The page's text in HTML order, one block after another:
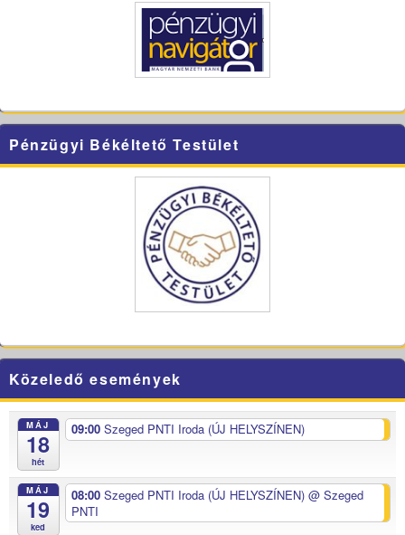
Pénzügyi Békéltető Testület
Közeledő események
MÁJ
18
hét
09:00 Szeged PNTI Iroda (ÚJ HELYSZÍNEN)
MÁJ
19
ked
08:00 Szeged PNTI Iroda (ÚJ HELYSZÍNEN) @ Szeged
PNTI